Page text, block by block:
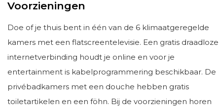
Voorzieningen
Doe of je thuis bent in één van de 6 klimaatgeregelde
kamers met een flatscreentelevisie. Een gratis draadloze
internetverbinding houdt je online en voor je
entertainment is kabelprogrammering beschikbaar. De
privébadkamers met een douche hebben gratis
toiletartikelen en een föhn. Bij de voorzieningen horen